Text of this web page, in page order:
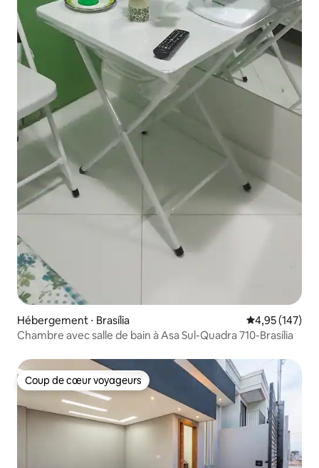
Hébergement ⋅ Brasília Évaluation
4,95 (147)
Chambre avec salle de bain à Asa Sul-Quadra 710-Brasília
Coup de cœur voyageurs
Coup de cœur voyageurs